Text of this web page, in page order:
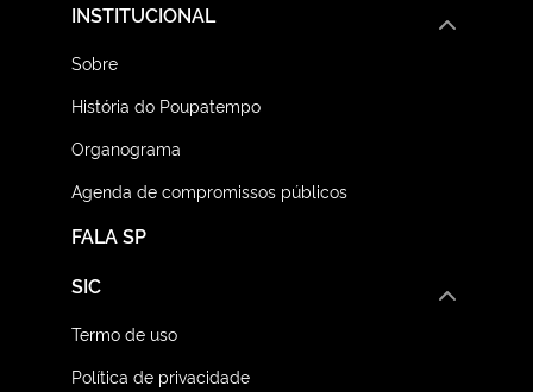
FALA SP
INSTITUCIONAL
Sobre
História do Poupatempo
Organograma
Agenda de compromissos públicos
SIC
Termo de uso
Política de privacidade